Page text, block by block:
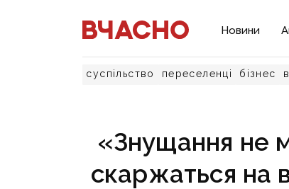
Новини
суспільство переселенці бізнес
«Знущання не
скаржаться на